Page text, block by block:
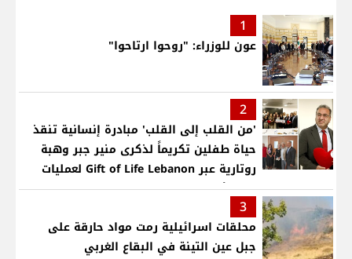
1
عون للوزراء: "روحوا ارتاحوا"
2
'من القلب إلى القلب' مبادرة إنسانية تنقذ
حياة طفلين تكريماً لذكرى منير جبر وهبة
روتارية عبر Gift of Life Lebanon لعمليات
قلب لأطفال في مستشفى حمود الجامعي
3
محلقات اسرائيلية رمت مواد حارقة على
جبل عين التينة في البقاع الغربي